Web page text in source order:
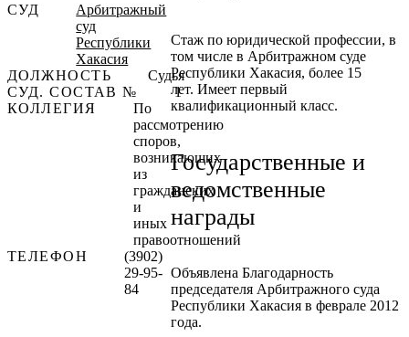
СУД
Арбитражный
суд
Республики
Хакасия
ДОЛЖНОСТЬ
Судья
СУД. СОСТАВ №
1
КОЛЛЕГИЯ
По
рассмотрению
споров,
возникающих
из
гражданских
и
иных
правоотношений
ТЕЛЕФОН
(3902)
29-95-
84
Стаж по юридической профессии, в
том числе в Арбитражном суде
Республики Хакасия, более 15
лет. Имеет первый
квалификационный класс.
Государственные и
ведомственные
награды
Объявлена Благодарность
председателя Арбитражного суда
Республики Хакасия в феврале 2012
года.